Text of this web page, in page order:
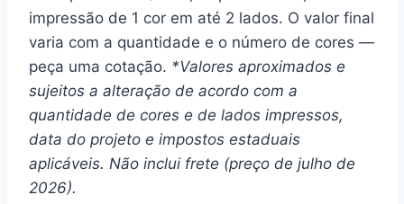
impressão de 1 cor em até 2 lados. O valor final
varia com a quantidade e o número de cores —
peça uma cotação. *Valores aproximados e
sujeitos a alteração de acordo com a
quantidade de cores e de lados impressos,
data do projeto e impostos estaduais
aplicáveis. Não inclui frete (preço de julho de
2026).